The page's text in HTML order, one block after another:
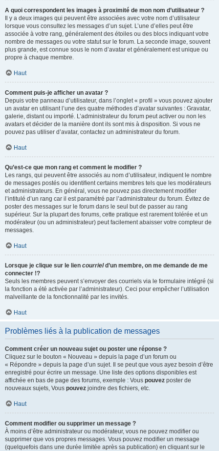
A quoi correspondent les images à proximité de mon nom d’utilisateur ?
Il y a deux images qui peuvent être associées avec votre nom d’utilisateur
lorsque vous consultez les messages d’un sujet. L’une d’elles peut être
associée à votre rang, généralement des étoiles ou des blocs indiquant votre
nombre de messages ou votre statut sur le forum. La seconde image, souvent
plus grande, est connue sous le nom d’avatar et généralement est unique ou
propre à chaque membre.
Haut
Comment puis-je afficher un avatar ?
Depuis votre panneau d’utilisateur, dans l’onglet « profil » vous pouvez ajouter
un avatar en utilisant l’une des quatre méthodes d’avatar suivantes : Gravatar,
galerie, distant ou importé. L’administrateur du forum peut activer ou non les
avatars et décider de la manière dont ils sont mis à disposition. Si vous ne
pouvez pas utiliser d’avatar, contactez un administrateur du forum.
Haut
Qu’est-ce que mon rang et comment le modifier ?
Les rangs, qui peuvent être associés au nom d’utilisateur, indiquent le nombre
de messages postés ou identifient certains membres tels que les modérateurs
et administrateurs. En général, vous ne pouvez pas directement modifier
l’intitulé d’un rang car il est paramétré par l’administrateur du forum. Évitez de
poster des messages sur le forum dans le seul but de passer au rang
supérieur. Sur la plupart des forums, cette pratique est rarement tolérée et un
modérateur (ou un administrateur) peut facilement abaisser votre compteur de
messages.
Haut
Lorsque je clique sur le lien courrield’un membre, on me demande de me
connecter !?
Seuls les membres peuvent s’envoyer des courriels via le formulaire intégré (si
la fonction a été activée par l’administrateur). Ceci pour empêcher l’utilisation
malveillante de la fonctionnalité par les invités.
Haut
Problèmes liés à la publication de messages
Comment créer un nouveau sujet ou poster une réponse ?
Cliquez sur le bouton « Nouveau » depuis la page d’un forum ou
« Répondre » depuis la page d’un sujet. Il se peut que vous ayez besoin d’être
enregistré pour écrire un message. Une liste des options disponibles est
affichée en bas de page des forums, exemple : Vous pouvez poster de
nouveaux sujets, Vous pouvez joindre des fichiers, etc.
Haut
Comment modifier ou supprimer un message ?
À moins d’être administrateur ou modérateur, vous ne pouvez modifier ou
supprimer que vos propres messages. Vous pouvez modifier un message
(quelquefois dans une durée limitée après sa publication) en cliquant sur le